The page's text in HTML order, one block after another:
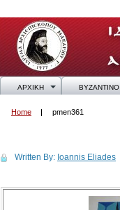
ΑΡΧΙΚΗ
Home pmen361
Written By: Ioannis Eliades